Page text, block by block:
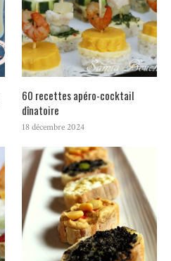
60 recettes apéro-cocktail
dînatoire
18 décembre 2024